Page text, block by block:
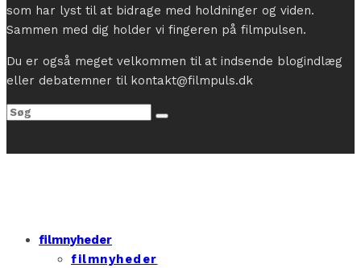
som har lyst til at bidrage med holdninger og viden.
Sammen med dig holder vi fingeren på filmpulsen.
Du er også meget velkommen til at indsende blogindlæg
eller debatemner til kontakt@filmpuls.dk
filmnyheder
filmnyheder